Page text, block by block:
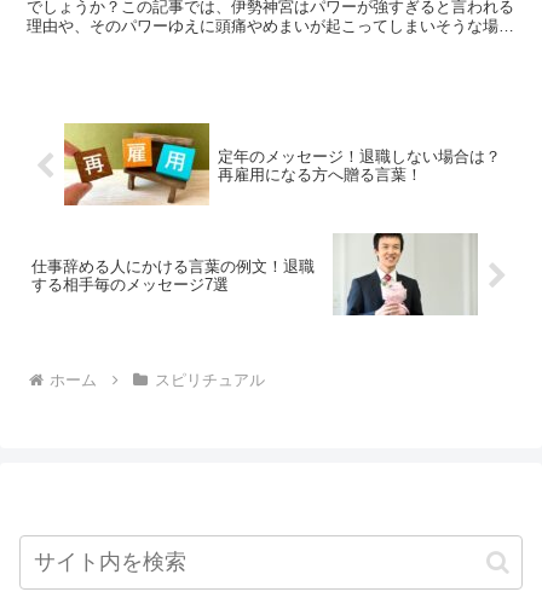
でしょうか？この記事では、伊勢神宮はパワーが強すぎると言われる
理由や、そのパワーゆえに頭痛やめまいが起こってしまいそうな場合
定年のメッセージ！退職しない場合は？
再雇用になる方へ贈る言葉！
仕事辞める人にかける言葉の例文！退職
する相手毎のメッセージ7選
ホーム スピリチュアル